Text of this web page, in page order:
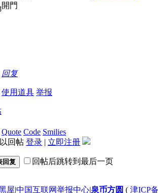
開門
回复
使用道具 举报
Quote Code Smilies
回帖 登录 | 立即注册
回复 回帖后跳转到最后一页
屋|中国互联网举报中心|泉币方圆 ( 津ICP